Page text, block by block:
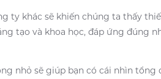
ty khác sẽ khiến chúng ta thấy
tạo và khoa học, đáp ứng đúng
nhỏ sẽ giúp bạn có cái nhìn tổng